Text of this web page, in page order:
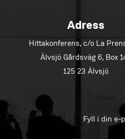
Adress
Hittakonferens, c/o La
Älvsjö Gårdsväg 6, Box
125 23 Älvsjö
Fyll i din e-